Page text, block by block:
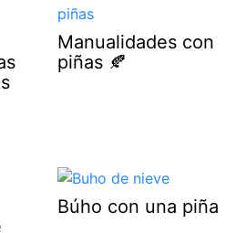
Manualidades con
piñas 🍂
Búho con una piña